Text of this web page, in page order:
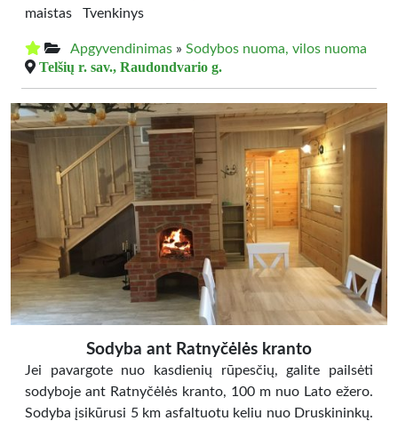
maistas Tvenkinys
Apgyvendinimas » Sodybos nuoma, vilos nuoma
Telšių r. sav., Raudondvario g.
Sodyba ant Ratnyčėlės kranto
Jei pavargote nuo kasdienių rūpesčių, galite pailsėti
sodyboje ant Ratnyčėlės kranto, 100 m nuo Lato ežero.
Sodyba įsikūrusi 5 km asfaltuotu keliu nuo Druskininkų.